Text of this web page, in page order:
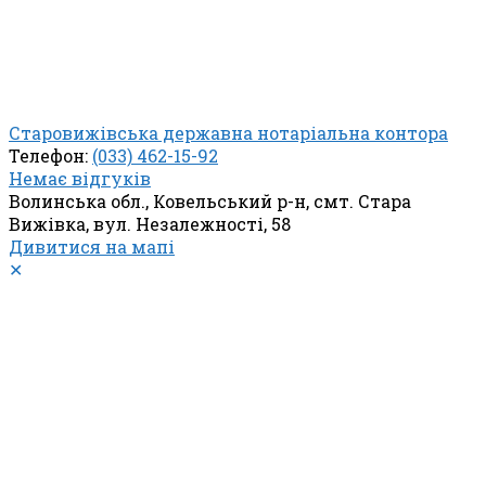
Старовижівська державна нотаріальна контора
Телефон: (033) 462-15-92
Немає відгуків
Волинська обл., Ковельський р-н, смт. Стара
Вижівка, вул. Незалежності, 58
Дивитися на мапі
✕